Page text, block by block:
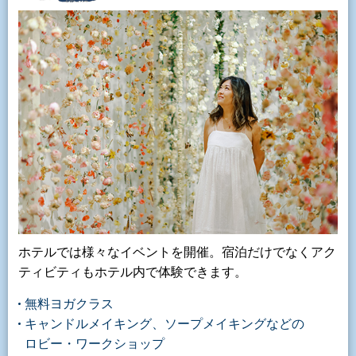
ホテルでは様々なイベントを開催。宿泊だけでなくアク
ティビティもホテル内で体験できます。
無料ヨガクラス
キャンドルメイキング、ソープメイキングなどの
ロビー・ワークショップ